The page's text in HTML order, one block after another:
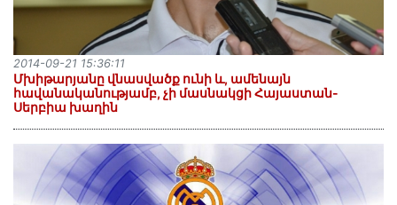
Մխիթարյանը վնասվածք ունի և, ամենայն
հավանականությամբ, չի մասնակցի Հայաստան-
Սերբիա խաղին
2014-09-21 15:36:11